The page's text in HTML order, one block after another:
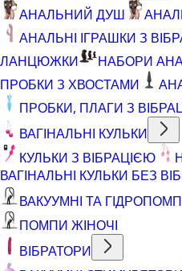
АНАЛЬНИЙ ДУШ
АНАЛЬНІ ІГРАШКИ З
ЛАНЦЮЖКИ
НАБОРИ
ПРОБКИ З ХВОСТАМИ
ПРОБКИ, ПЛАГИ З
ВАГІНАЛЬНІ КУЛЬКИ
КУЛЬКИ З ВІБРАЦІЄЮ
ВАГІНАЛЬНІ КУЛЬКИ БЕЗ
ВАКУУМНІ ТА
ПОМПИ ЖІНОЧІ
ВІБРАТОРИ